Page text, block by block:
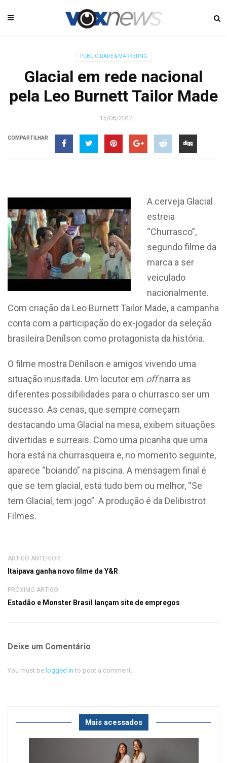
PUBLICIDADE & MARKETING
Glacial em rede nacional
pela Leo Burnett Tailor Made
15/06/2012
COMPARTILHAR
A cerveja Glacial
estreia
“Churrasco”,
segundo filme da
marca a ser
veiculado
nacionalmente.
Com criação da Leo Burnett Tailor Made, a campanha
conta com a participação do ex-jogador da seleção
brasileira Denílson como protagonista da história.
O filme mostra Denílson e amigos vivendo uma
situação inusitada. Um locutor em offnarra as
diferentes possibilidades para o churrasco ser um
sucesso. As cenas, que sempre começam
destacando uma Glacial na mesa, exibem situações
divertidas e surreais. Como uma picanha que uma
hora está na churrasqueira e, no momento seguinte,
aparece “boiando” na piscina. A mensagem final é
que se tem glacial, está tudo bem ou melhor, “Se
tem Glacial, tem jogo”. A produção é da Delibistrot
Filmes.
ARTIGO ANTERIOR
Itaipava ganha novo filme da Y&R
PRÓXIMO ARTIGO
Estadão e Monster Brasil lançam site de empregos
Deixe um Comentário
You must be logged in to post a comment.
Mais acessados